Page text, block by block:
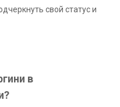
свой статус и
в